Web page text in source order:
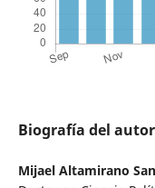
Biografía del
Mijael Altamirano